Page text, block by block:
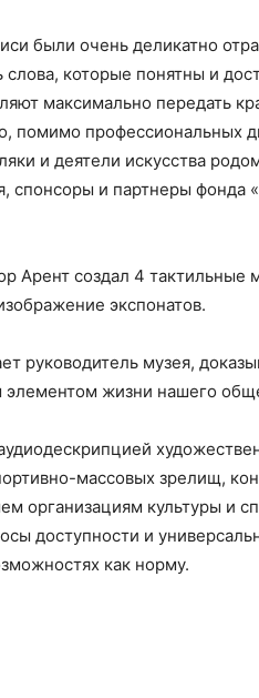
были очень деликатно
слова, которые понятны и
максимально передать
помимо профессиональных
и деятели искусства
спонсоры и партнеры фонда
Арент создал 4
экспонатов.
руководитель музея,
элементом жизни нашего
массовых зрелищ,
организациям культуры и
доступности и
как норму.